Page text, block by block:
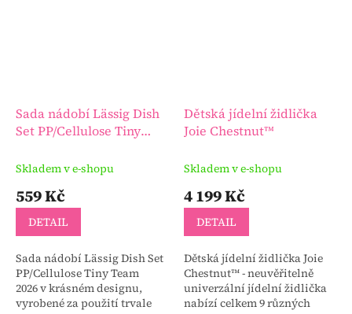
Sada nádobí Lässig Dish
Set PP/Cellulose Tiny
Skladem v e-shopu
559 Kč
DETAIL
Sada nádobí Lässig Dish Set
PP/Cellulose Tiny Team
2026 v krásném designu,
vyrobené za použití trvale
Dětská jídelní židlička
Joie Chestnut™
Skladem v e-shopu
4 199 Kč
DETAIL
Dětská jídelní židlička Joie
Chestnut™ - neuvěřitelně
univerzální jídelní židlička
nabízí celkem 9 různých